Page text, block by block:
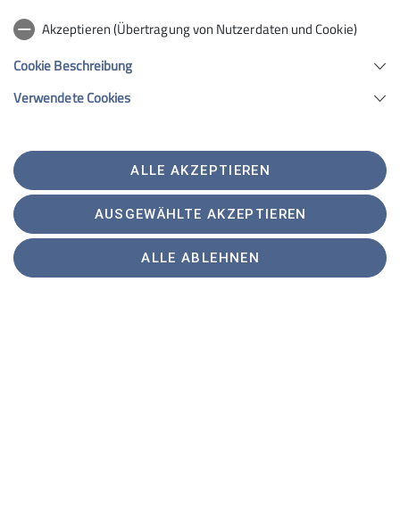
Sektion
Programm
Akzeptieren (Übertragung von Nutzerdaten und Cookie)
Cookie Beschreibung
Verwendete Cookies
ALLE AKZEPTIEREN
AUSGEWÄHLTE AKZEPTIEREN
ALLE ABLEHNEN